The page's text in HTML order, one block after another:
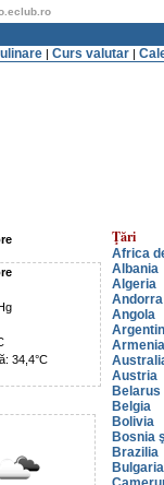
| Curs valutar |
34,4°C
Ţări
Africa
Albania
Algeria
Andorra
Angola
Armenia
Austria
Belarus
Belgia
Bolivia
Bosnia
Brazilia
Bulgaria